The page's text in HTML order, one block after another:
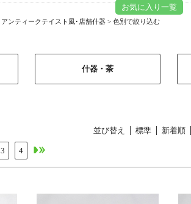
お気に入り一覧
アンティークテイスト風･店舗什器 > 色別で絞り込む
什器・茶
並び替え 標準 新着順
3 4